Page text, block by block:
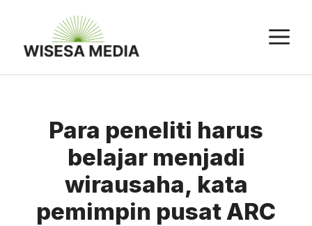
Para peneliti harus
belajar menjadi
wirausaha, kata
pemimpin pusat ARC